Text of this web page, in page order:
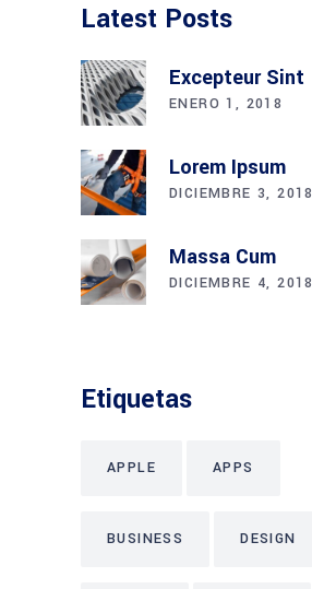
Latest Posts
Excepteur Sint
ENERO 1, 2018
Lorem Ipsum
DICIEMBRE 3, 2018
Massa Cum
DICIEMBRE 4, 2018
Etiquetas
APPLE APPS
BUSINESS DESIGN